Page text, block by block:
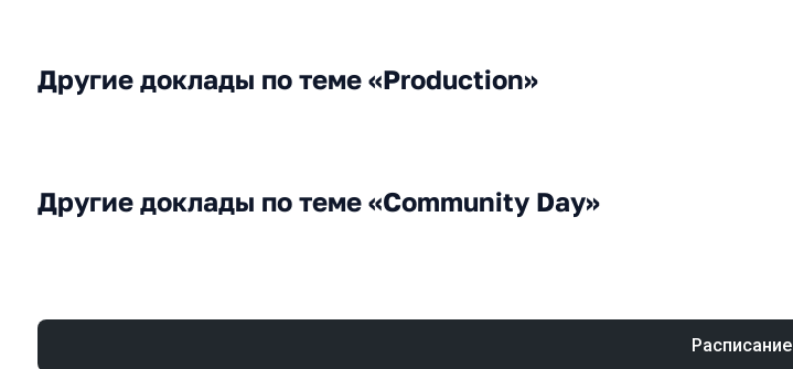
Другие доклады по теме «Production»
Другие доклады по теме «Community Day»
Расписание